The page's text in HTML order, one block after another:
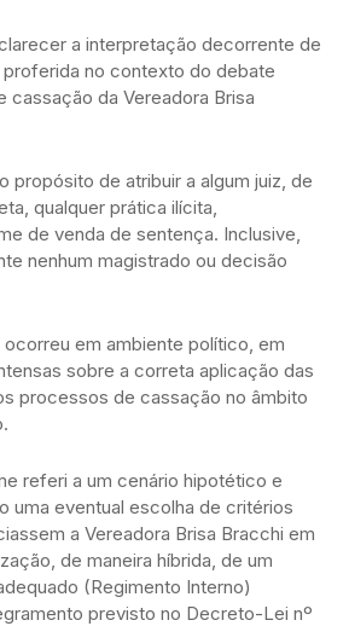
a interpretação decorrente de
no contexto do debate
da Vereadora Brisa
propósito de atribuir a algum juiz, de
qualquer prática ilícita,
de venda de sentença. Inclusive,
nenhum magistrado ou decisão
em ambiente político, em
sobre a correta aplicação das
processos de cassação no âmbito
referi a um cenário hipotético e
uma eventual escolha de critérios
a Vereadora Brisa Bracchi em
de maneira híbrida, de um
(Regimento Interno)
previsto no Decreto-Lei nº